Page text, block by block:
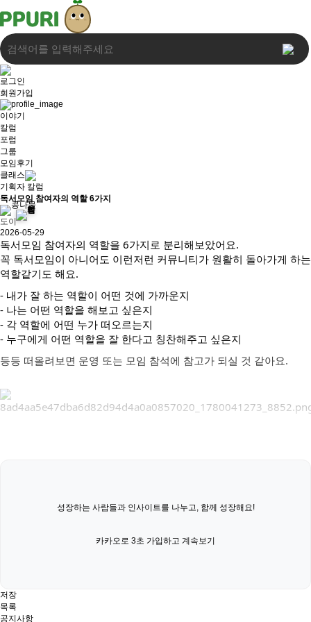
로그인
회원가입
이야기
칼럼
포럼
그룹
모임후기
클래스
기획자 칼럼
독서모임 참여자의 역할 6가지
도이
2026-05-29
독서모임 참여자의 역할을 6가지로 분리해보았어요.
꼭 독서모임이 아니어도 이런저런 커뮤니티가 원활히 돌아가게 하는
역할같기도 해요.
- 내가 잘 하는 역할이 어떤 것에 가까운지
- 나는 어떤 역할을 해보고 싶은지
- 각 역할에 어떤 누가 떠오르는지
- 누구에게 어떤 역할을 잘 한다고 칭찬해주고 싶은지
등등 떠올려보면 운영 또는 모임 참석에 참고가 되실 것 같아요.
성장하는 사람들과 인사이트를 나누고, 함께 성장해요!
카카오로 3초 가입하고 계속보기
저장
목록
공지사항